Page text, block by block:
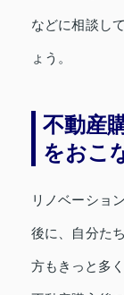
などに相談し
ょう。
不動産
をおこ
リノベーショ
後に、自分た
方もきっと多